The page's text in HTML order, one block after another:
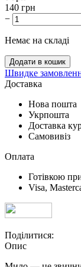
140 грн
−
Немає на складі
Додати в кошик
Швидке
Доставка
Нова пошта
Укрпошта
Доставка
Самовивіз
Оплата
Готівкою
Visa,
Поділитися:
Опис